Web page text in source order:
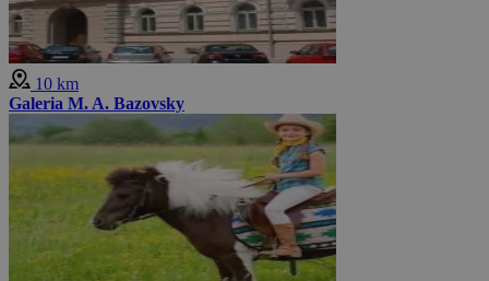
10 km
Galeria M. A. Bazovsky